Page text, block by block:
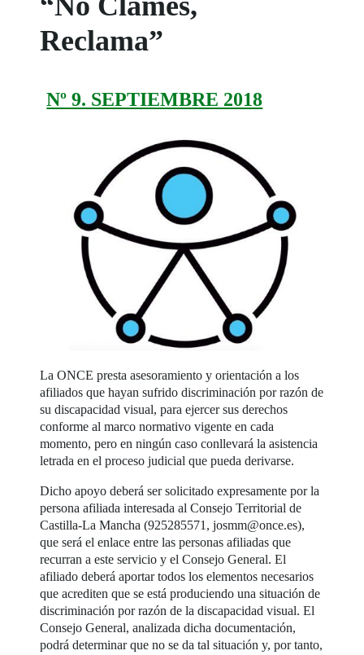
Reclama”
Nº 9. SEPTIEMBRE 2018
La ONCE presta asesoramiento y orientación a los
afiliados que hayan sufrido discriminación por razón de
su discapacidad visual, para ejercer sus derechos
conforme al marco normativo vigente en cada
momento, pero en ningún caso conllevará la asistencia
letrada en el proceso judicial que pueda derivarse.
Dicho apoyo deberá ser solicitado expresamente por la
persona afiliada interesada al Consejo Territorial de
Castilla-La Mancha (925285571, josmm@once.es),
que será el enlace entre las personas afiliadas que
recurran a este servicio y el Consejo General. El
afiliado deberá aportar todos los elementos necesarios
que acrediten que se está produciendo una situación de
discriminación por razón de la discapacidad visual. El
Consejo General, analizada dicha documentación,
podrá determinar que no se da tal situación y, por tanto,